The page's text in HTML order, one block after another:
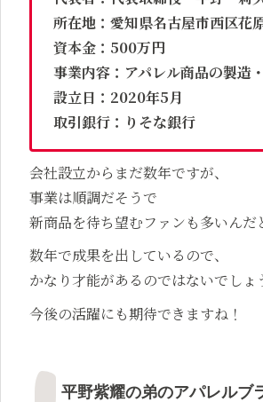
所在地：愛知県名古屋市西区花
資本金：500万円
事業内容：アパレル商品の製造
設立日：2020年5月
取引銀行：りそな銀行
会社設立からまだ数年ですが、
事業は順調だそうで
新商品を待ち望むファンも多いんだ
数年で成果を出しているので、
かなり才能があるのではないでしょ
今後の活躍にも期待できますね！
平野紫耀の弟のアパレルブ